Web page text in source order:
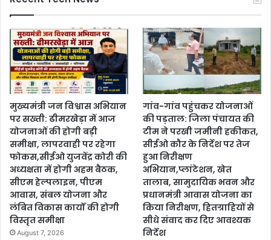
मुख्यमंत्री जन विश्वास अभियान
पर सख्ती: ढीमरखेड़ा में आज
योजनाओं की होगी बड़ी
समीक्षा, लापरवाही पर रहेगा
फोकस,सीईओ युजवेंद्र कोरी की
अध्यक्षता में होगी अहम बैठक,
सीएम हेल्पलाइन, पीएम
आवास, संबल योजना और
लंबित विकास कार्यों की होगी
विस्तृत समीक्षा
August 7, 2026
गांव-गांव पहुंचकर योजनाओं
की पड़ताल: जिला पंचायत की
टीम ने परखी जमीनी हकीकत,
सीईओ कौर के निर्देश पर तेज
हुआ निरीक्षण
अभियान,प्लांटेशन, खेत
तालाब, सामुदायिक भवन और
प्रधानमंत्री आवास योजना का
किया निरीक्षण, हितग्राहियों से
सीधे संवाद कर दिए आवश्यक
निर्देश